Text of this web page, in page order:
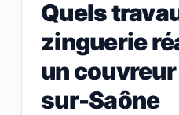
Quels
zinguerie
un
sur-Saône